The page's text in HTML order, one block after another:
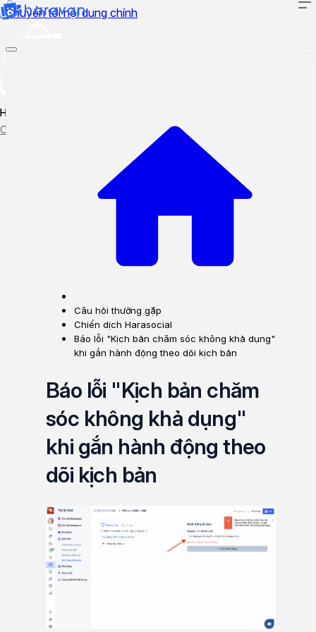
Chuyển tới nội dung chính
Hướng dẫn sử dụng
Cập nhật tính năng mới
Theo dõi ticket
Câu hỏi thường gặp
Chiến dịch Harasocial
Báo lỗi "Kịch bản chăm sóc không khả dụng"
khi gắn hành động theo dõi kịch bản
Báo lỗi "Kịch bản chăm
sóc không khả dụng"
khi gắn hành động theo
dõi kịch bản